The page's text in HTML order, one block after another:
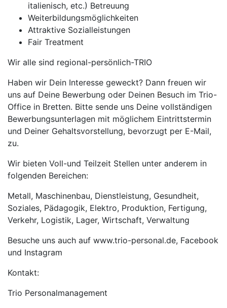
italienisch, etc.) Betreuung
Weiterbildungsmöglichkeiten
Attraktive Sozialleistungen
Fair Treatment
Wir alle sind regional-persönlich-TRIO
Haben wir Dein Interesse geweckt? Dann freuen wir
uns auf Deine Bewerbung oder Deinen Besuch im Trio-
Office in Bretten. Bitte sende uns Deine vollständigen
Bewerbungsunterlagen mit möglichem Eintrittstermin
und Deiner Gehaltsvorstellung, bevorzugt per E-Mail,
zu.
Wir bieten Voll-und Teilzeit Stellen unter anderem in
folgenden Bereichen:
Metall, Maschinenbau, Dienstleistung, Gesundheit,
Soziales, Pädagogik, Elektro, Produktion, Fertigung,
Verkehr, Logistik, Lager, Wirtschaft, Verwaltung
Besuche uns auch auf www.trio-personal.de, Facebook
und Instagram
Kontakt:
Trio Personalmanagement